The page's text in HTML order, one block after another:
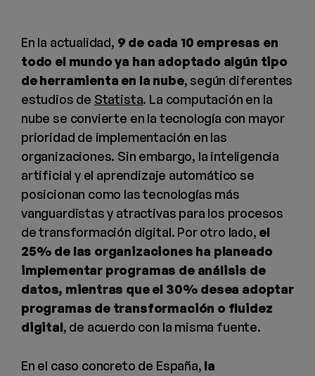
En la actualidad, 9 de cada 10 empresas en
todo el mundo ya han adoptado algún tipo
de herramienta en la nube, según diferentes
estudios de Statista. La computación en la
nube se convierte en la tecnología con mayor
prioridad de implementación en las
organizaciones. Sin embargo, la inteligencia
artificial y el aprendizaje automático se
posicionan como las tecnologías más
vanguardistas y atractivas para los procesos
de transformación digital. Por otro lado, el
25% de las organizaciones ha planeado
implementar programas de análisis de
datos, mientras que el 30% desea adoptar
programas de transformación o fluidez
digital, de acuerdo con la misma fuente.
En el caso concreto de España, la